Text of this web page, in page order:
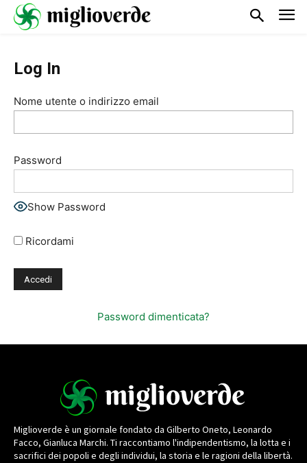
Log In
Nome utente o indirizzo email
Password
Show Password
Ricordami
Password dimenticata?
Miglioverde è un giornale fondato da Gilberto Oneto, Leonardo
Facco, Gianluca Marchi. Ti raccontiamo l'indipendentismo, la lotta e i
sacrifici dei popoli e degli individui, la storia e le ragioni della libertà.